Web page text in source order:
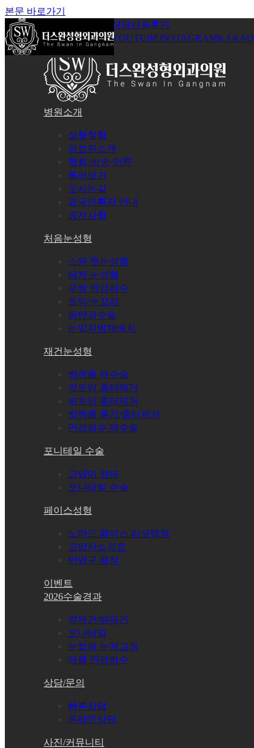
본문 바로가기
온라인상담시술후기
로그인회원가입YOUTUBEINSTAGRAMKAKAO
병원소개
성형철학
의료진소개
학회·방송·언론
둘러보기
오시는길
외국인환자 안내
공지사항
처음눈성형
스완 첫눈성형
남자 눈성형
무쌍 안검하수
트임/눈꼬리
하안검수술
눈밑지방재배치
재건눈성형
쌍꺼풀 재수술
앞트임 흉터제거
뒤트임 흉터제거
쌍꺼풀 풀기/흉터제거
안검하수 재수술
포니테일 수술
고양이 쌍재
포니테일 수술
페이스성형
노마드 페이스 리모델링
고압산소치료
반영구 화장
이벤트
2026수술경과
앞재건/뒤재건
포니테일
눈썹하 눈매교정
매몰 안검하수
상담/문의
빠른상담
온라인상담
사진/커뮤니티